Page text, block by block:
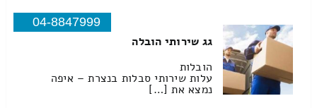
04-8847999
גג שירותי הובלה
הובלות
עלות שירותי סבלות בנצרת – איפה
נמצא את […]